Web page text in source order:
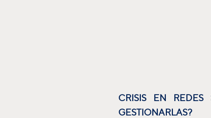
CRISIS EN REDES
GESTIONARLAS?